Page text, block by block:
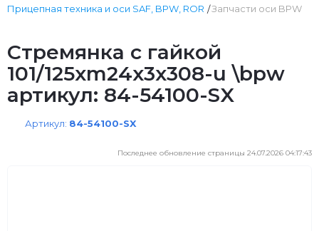
Прицепная техника и оси SAF, BPW, ROR
Запчасти оси BPW
Стремянка с гайкой
101/125xm24x3x308-u \bpw
артикул: 84-54100-SX
Артикул: 84-54100-SX
Последнее обновление страницы 24.07.2026 04:17:43